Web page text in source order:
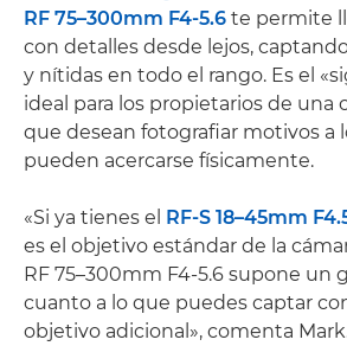
RF 75–300mm F4-5.6 te permite
con detalles desde lejos,
y nítidas en todo el rango. Es el
ideal para los propietarios de una
que desean fotografiar motivos a
pueden acercarse físicamente.
«Si ya tienes el RF-S 18–45mm
es el objetivo estándar de la
RF 75–300mm F4-5.6 supone un
cuanto a lo que puedes captar
objetivo adicional», comenta